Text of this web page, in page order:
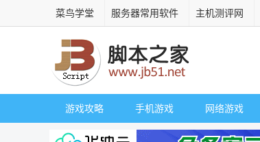
菜鸟学堂 服务器常用软件 主机测评网
游戏攻略 手机游戏 网络游戏